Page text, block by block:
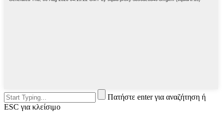
Πατήστε enter για αναζήτηση ή
ESC για κλείσιμο